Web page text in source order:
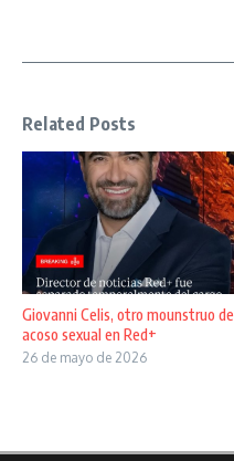
Related Posts
Giovanni Celis, otro mounstruo de
acoso sexual en Red+
26 de mayo de 2026